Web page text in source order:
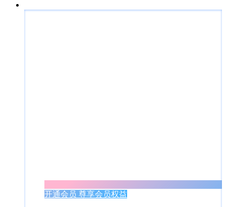
开通会员 尊享会员权益